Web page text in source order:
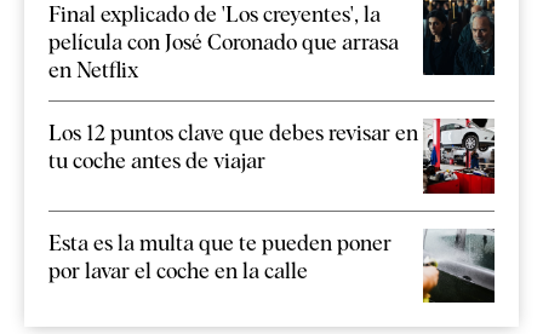
Final explicado de 'Los creyentes', la
película con José Coronado que arrasa
en Netflix
Los 12 puntos clave que debes revisar en
tu coche antes de viajar
Esta es la multa que te pueden poner
por lavar el coche en la calle